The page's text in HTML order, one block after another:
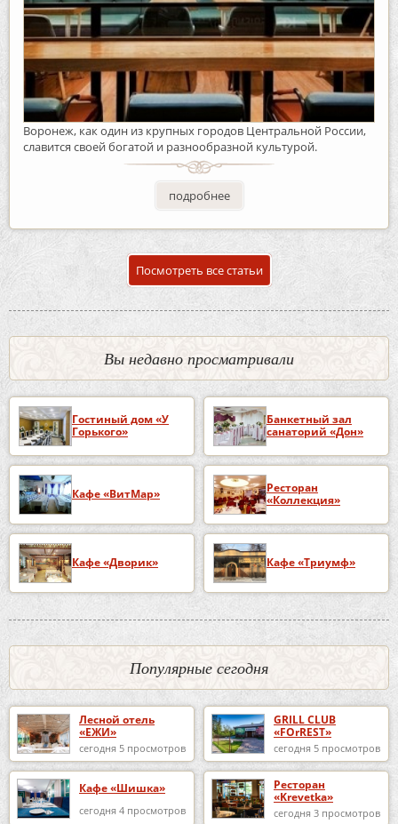
Воронеж, как один из крупных городов Центральной России,
славится своей богатой и разнообразной культурой.
подробнее
Посмотреть все статьи
Вы недавно просматривали
Гостиный дом «У
Горького»
Банкетный зал
санаторий «Дон»
Кафе «ВитМар»
Ресторан
«Коллекция»
Кафе «Дворик» Кафе «Триумф»
Популярные сегодня
Лесной отель
«ЕЖИ»
сегодня 5 просмотров
GRILL CLUB
«FOrREST»
сегодня 5 просмотров
Кафе «Шишка»
сегодня 4 просмотров
Ресторан
«Krevetka»
сегодня 3 просмотров